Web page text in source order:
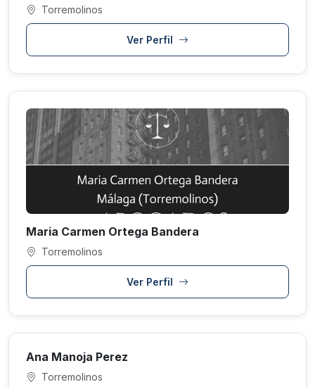
Torremolinos
Ver Perfil
Maria Carmen Ortega Bandera
Torremolinos
Ver Perfil
Ana Manoja Perez
Torremolinos